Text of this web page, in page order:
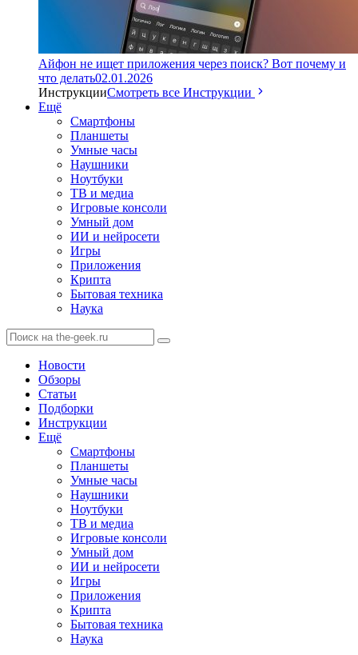
Айфон не ищет приложения через поиск? Вот почему и
что делать02.01.2026
ИнструкцииСмотреть все Инструкции
Ещё
Смартфоны
Планшеты
Умные часы
Наушники
Ноутбуки
ТВ и медиа
Игровые консоли
Умный дом
ИИ и нейросети
Игры
Приложения
Крипта
Бытовая техника
Наука
Новости
Обзоры
Статьи
Подборки
Инструкции
Ещё
Смартфоны
Планшеты
Умные часы
Наушники
Ноутбуки
ТВ и медиа
Игровые консоли
Умный дом
ИИ и нейросети
Игры
Приложения
Крипта
Бытовая техника
Наука